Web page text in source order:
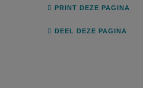
PRINT DEZE PAGINA
DEEL DEZE PAGINA